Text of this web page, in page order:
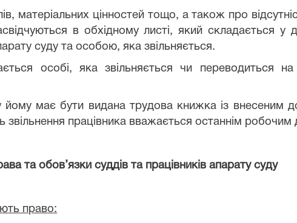
матеріальних цінностей тощо, а також про
в обхідному листі, який складається у
суду та особою, яка звільняється.
особі, яка звільняється чи переводиться
йому має бути видана трудова книжка із внесеним
працівника вважається останнім робочим
та обов’язки суддів та працівників апарату суду
право: